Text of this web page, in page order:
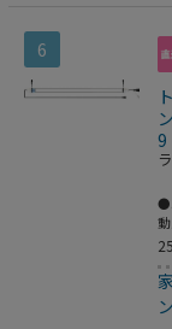
6
9
●